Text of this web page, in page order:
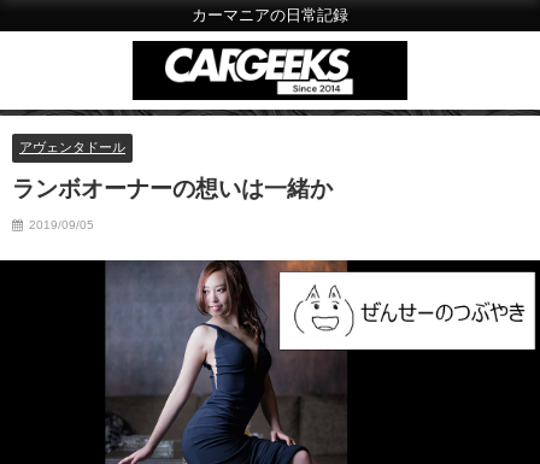
カーマニアの日常記録
アヴェンタドール
ランボオーナーの想いは一緒か
2019/09/05